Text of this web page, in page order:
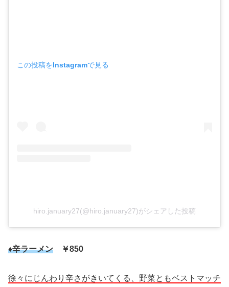
この投稿をInstagramで見る
hiro.january27(@hiro.january27)がシェアした投稿
♦辛ラーメン ￥850
徐々にじんわり辛さがきいてくる、野菜ともベストマッチ